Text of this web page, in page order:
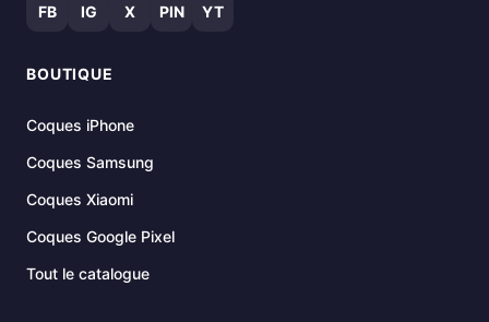
FB IG X PIN YT
BOUTIQUE
Coques iPhone
Coques Samsung
Coques Xiaomi
Coques Google Pixel
Tout le catalogue